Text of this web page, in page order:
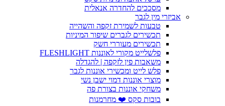
מסככים להחדרה אנאלית
אביזרי מין לגבר
טבעות לשמירת זקפה והשהייה
תכשירים לגברים שיפור המיניות
תכשירים מעוררי חשק
פלשלייט מקורי לאוננות FLESHLIGHT
משאבות פין לזקפה | להגדלה
פלש לייט ומכשירי אוננות לגבר
מוצרי אוננות דמוי ישבן נשי
משחקי אוננות בצורת פה
בובות סקס ❤️ מחרמנות